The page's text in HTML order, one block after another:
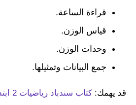
قراءة الساعة.
قياس الوزن.
وحدات الوزن.
جمع البيانات وتمثيلها.
قد يهمك: كتاب سندباد رياضيات 2 ابتدائي ترم ثاني 2024